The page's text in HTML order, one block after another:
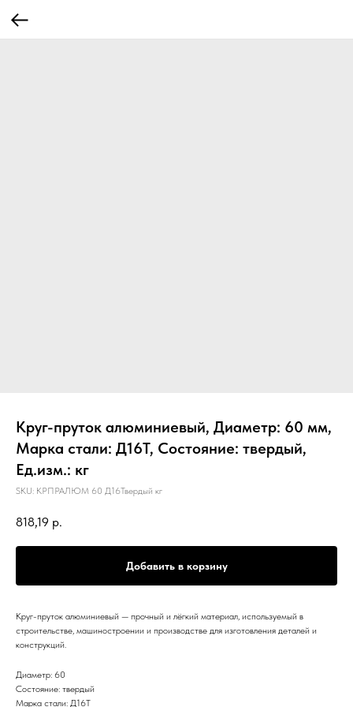
Круг-пруток алюминиевый, Диаметр: 60 мм,
Марка стали: Д16Т, Состояние: твердый,
Ед.изм.: кг
SKU: КРПРАЛЮМ 60 Д16Твердый кг
818,19 р.
Добавить в корзину
Круг-пруток алюминиевый — прочный и лёгкий материал, используемый в
строительстве, машиностроении и производстве для изготовления деталей и
конструкций.
Диаметр: 60
Состояние: твердый
Марка стали: Д16Т